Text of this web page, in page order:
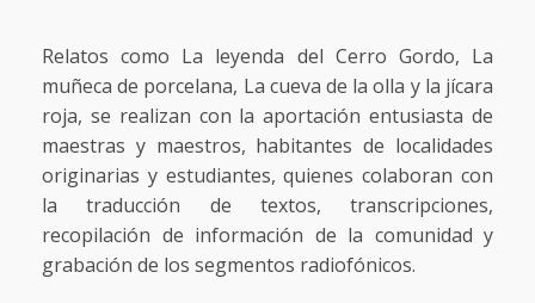
Relatos como La leyenda del Cerro Gordo, La
muñeca de porcelana, La cueva de la olla y la jícara
roja, se realizan con la aportación entusiasta de
maestras y maestros, habitantes de localidades
originarias y estudiantes, quienes colaboran con
la traducción de textos, transcripciones,
recopilación de información de la comunidad y
grabación de los segmentos radiofónicos.